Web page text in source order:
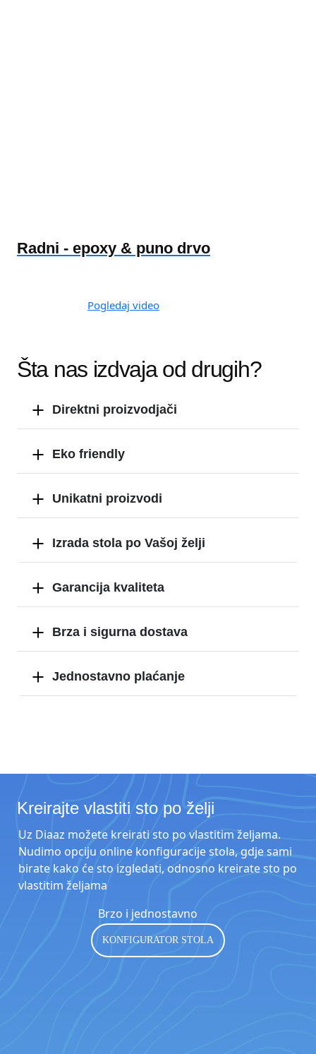
Radni - epoxy & puno drvo
Pogledaj video
Šta nas izdvaja od drugih?
Direktni proizvodjači
Eko friendly
Unikatni proizvodi
Izrada stola po Vašoj želji
Garancija kvaliteta
Brza i sigurna dostava
Jednostavno plaćanje
Kreirajte vlastiti sto po želji
Uz Diaaz možete kreirati sto po vlastitim željama.
Nudimo opciju online konfiguracije stola, gdje sami
birate kako će sto izgledati, odnosno kreirate sto po
vlastitim željama
Brzo i jednostavno
KONFIGURATOR STOLA